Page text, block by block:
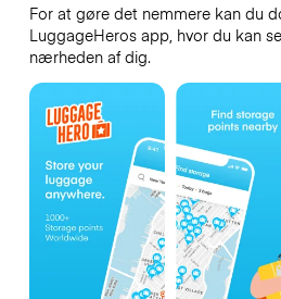
For at gøre det nemmere kan du
LuggageHeros app, hvor du kan
nærheden af dig.